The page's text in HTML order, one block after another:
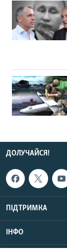
ДОЛУЧАЙСЯ!
ПІДТРИМКА
ІНФО